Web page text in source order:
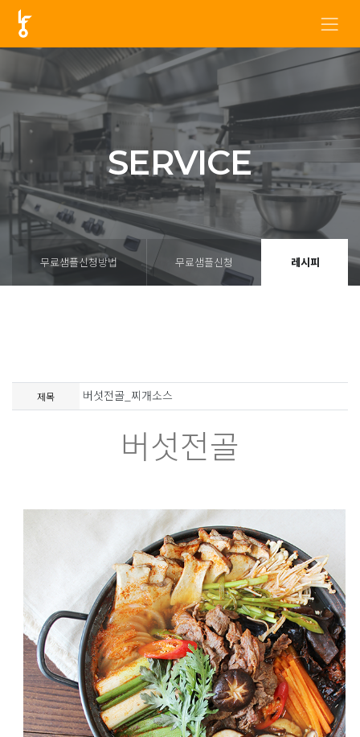
SERVICE
무료샘플신청방법 무료샘플신청 레시피
제목 버섯전골_찌개소스
버섯전골